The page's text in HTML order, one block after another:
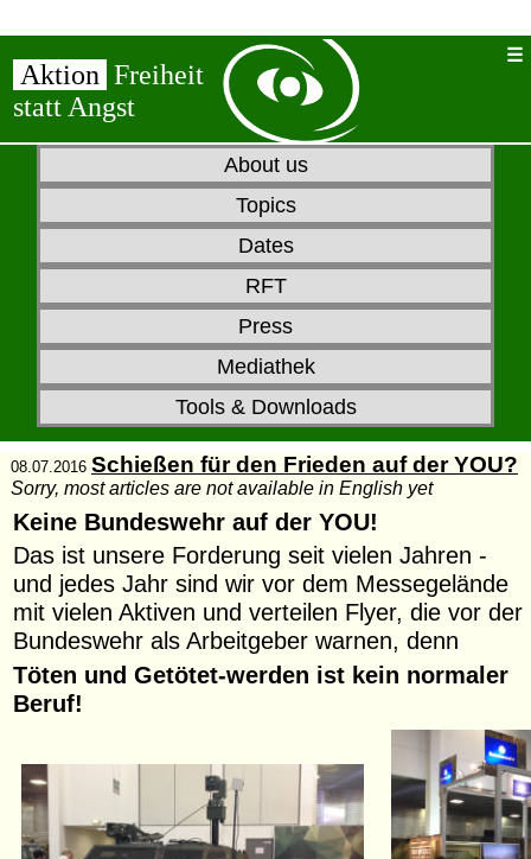
Aktion Freiheit
statt Angst
About us
Topics
Dates
RFT
Press
Mediathek
Tools & Downloads
08.07.2016 Schießen für den Frieden auf der YOU?
Sorry, most articles are not available in English yet
Keine Bundeswehr auf der YOU!
Das ist unsere Forderung seit vielen Jahren -
und jedes Jahr sind wir vor dem Messegelände
mit vielen Aktiven und verteilen Flyer, die vor der
Bundeswehr als Arbeitgeber warnen, denn
Töten und Getötet-werden ist kein normaler
Beruf!